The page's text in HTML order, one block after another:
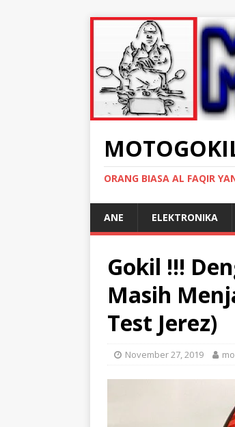
ORANG BIASA AL FAQIR
ANE ELEKTRONIKA
Gokil !!!
Masih
Test Jerez)
November 27, 2019